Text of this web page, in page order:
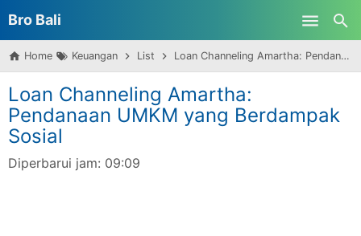
Bro Bali
Home Keuangan List Loan Channeling Amartha: Pendanaan UMKM yang Berdampak Sosial
Loan Channeling Amartha:
Pendanaan UMKM yang Berdampak
Sosial
Diperbarui jam: 09:09